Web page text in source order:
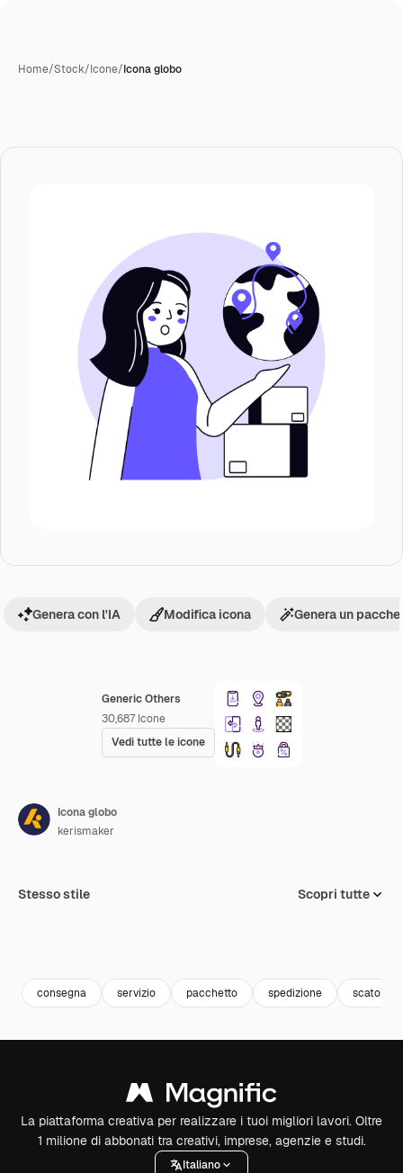
Home/Stock/Icone/Icona globo
Generic Others
30,687 Icone
Vedi tutte le icone
Genera con l'IA Modifica icona Genera un
Icona globo
kerismaker
Stesso stile Scopri tutte
consegna servizio pacchetto spedizione scatola
La piattaforma creativa per realizzare i tuoi migliori lavori. Oltre
1 milione di abbonati tra creativi, imprese, agenzie e studi.
Italiano